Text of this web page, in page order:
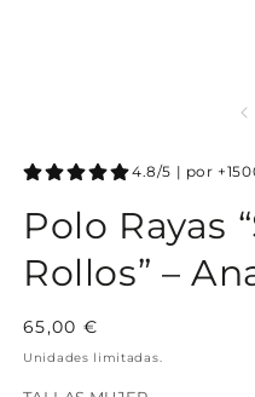
4.8/5 | por
Polo Rayas
Rollos” –
Precio
habitual
65,00 €
Unidades limitadas.